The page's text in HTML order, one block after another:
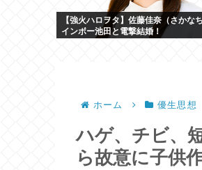
【強火ハロヲタ】佐藤佳奈（さかな
インボー池田と電撃結婚！
ホーム 優生思想
ハゲ、チビ、
ら故意に子供